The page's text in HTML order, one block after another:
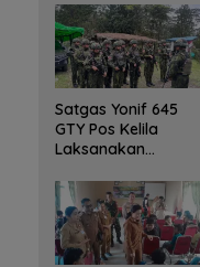
Gedung Juang Palu
Satgas Yonif 645
GTY Pos Kelila
Laksanakan
Anjangsana
Ketempat Tokoh
Adat dan Lurah